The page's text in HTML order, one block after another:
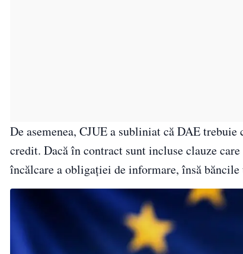
De asemenea, CJUE a subliniat că DAE
credit. Dacă în contract sunt incluse clauze
încălcare a obligației de informare, însă